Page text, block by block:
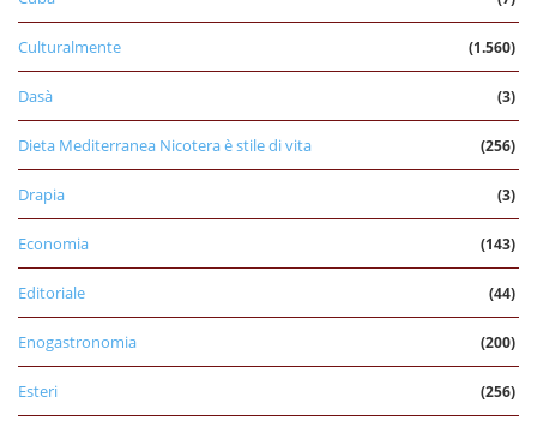
Culturalmente (1.560)
Dasà (3)
Dieta Mediterranea Nicotera è stile di vita (256)
Drapia (3)
Economia (143)
Editoriale (44)
Enogastronomia (200)
Esteri (256)